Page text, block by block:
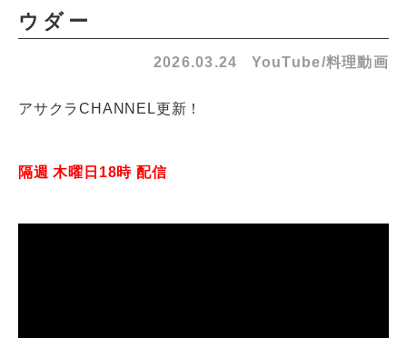
ウダー
2026.03.24 YouTube/料理動画
アサクラCHANNEL更新！
隔週 木曜日18時 配信